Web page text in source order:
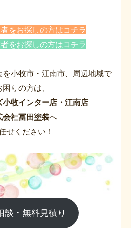
をお探しの方はコチラ
をお探しの方はコチラ
小牧市・江南市、周辺地域で
困りの方は、
小牧インター店・江南店
会社冨田塗装へ
せください！
談・無料見積り